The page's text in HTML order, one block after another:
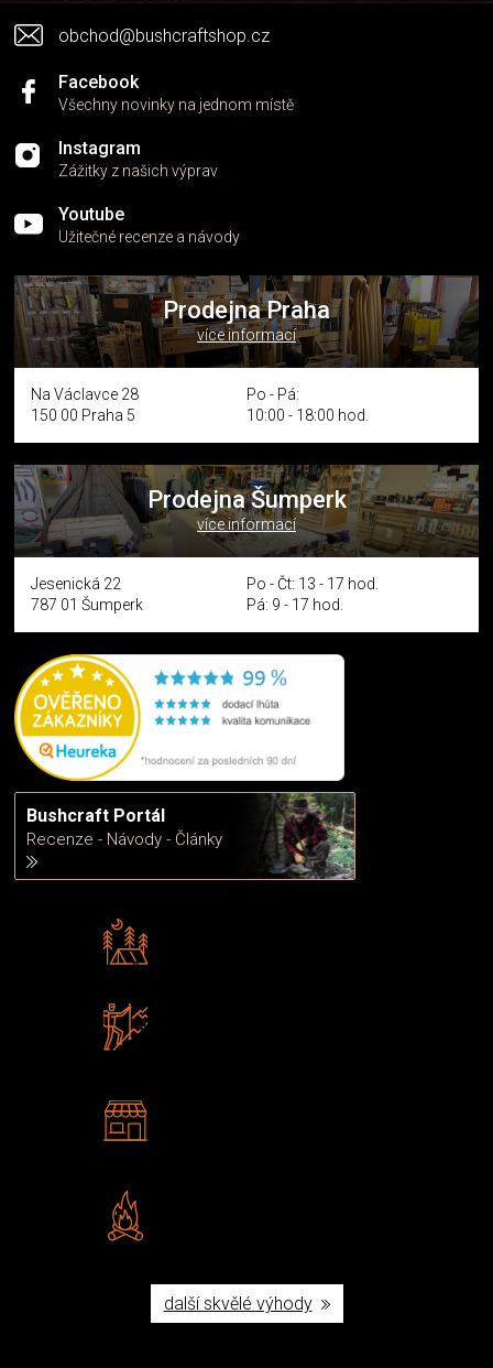
obchod@bushcraftshop.cz
Facebook
Všechny novinky na jednom místě
Instagram
Zážitky z našich výprav
Youtube
Užitečné recenze a návody
Prodejna Praha
více informací
Na Václavce 28
150 00 Praha 5
Po - Pá:
10:00 - 18:00 hod.
Prodejna Šumperk
více informací
Jesenická 22
787 01 Šumperk
Po - Čt: 13 - 17 hod.
Pá: 9 - 17 hod.
Bushcraft Portál
Recenze - Návody - Články
další skvělé výhody